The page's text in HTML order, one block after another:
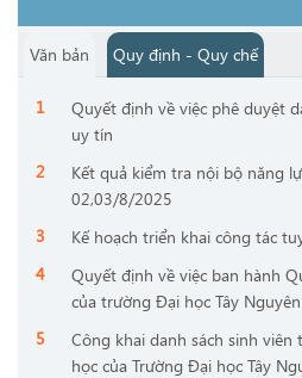
Văn bản Quy định - Quy chế
Quyết định về việc phê duyệt
uy tín
Kết quả kiểm tra nội bộ năng
02,03/8/2025
Kế hoạch triển khai công tác
Quyết định về việc ban hành
của trường Đại học Tây Nguyên
Công khai danh sách sinh
học của Trường Đại học Tây